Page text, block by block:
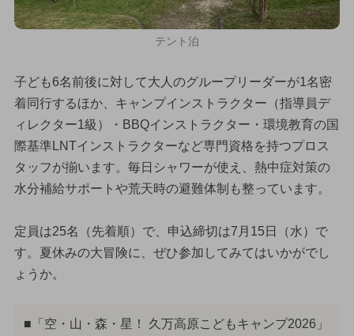
テント泊
子ども6名前後に対して大人のグループリーダーが1名密
着同行するほか、キャンプインストラクター（指導員デ
ィレクター1級）・BBQインストラクター・環境教育の国
際基準LNTインストラクターなど専門資格を持つプロス
タッフが揃います。毎日シャワーが使え、熱中症対策の
水分補給サポートや荒天時の避難体制も整っています。
定員は25名（先着順）で、申込締切は7月15日（水）で
す。夏休みの大冒険に、ぜひ参加してみてはいかがでし
ょうか。
■「空・山・森・星！ 久万高原こどもキャンプ2026」